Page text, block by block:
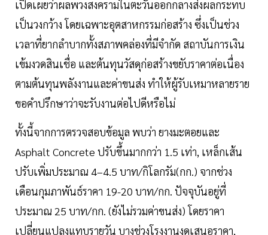
เปิดเผยว่าผลพวงสงครามในตะวันออกกลางส่งผลกระทบ
เป็นวงกว้าง โดยเฉพาะอุตสาหกรรมก่อสร้าง ซึ่งเป็นช่วง
เวลาที่ยากลำบากทั้งสภาพคล่องที่มีจำกัด สถาบันการเงิน
เข้มงวดสินเชื่อ และต้นทุนวัสดุก่อสร้างขยับราคาต่อเนื่อง
ตามต้นทุนพลังงานและค่าขนส่ง ทำให้ผู้รับเหมาหลายราย
ขอคำปรึกษาว่าจะรับงานต่อไปดีหรือไม่
ทั้งนี้จากการตรวจสอบข้อมูล พบว่า ยางมะตอยและ
Asphalt Concrete ปรับขึ้นมากกว่า 1.5 เท่า, เหล็กเส้น
ปรับเพิ่มประมาณ 4–4.5 บาท/กิโลกรัม(กก.) จากช่วง
เดือนกุมภาพันธ์ราคา 19-20 บาท/กก. ปัจจุบันอยู่ที่
ประมาณ 25 บาท/กก. (ยังไม่รวมค่าขนส่ง) โดยราคา
เปลี่ยนแปลงแทบรายวัน บางช่วงโรงงานงดเสนอราคา,